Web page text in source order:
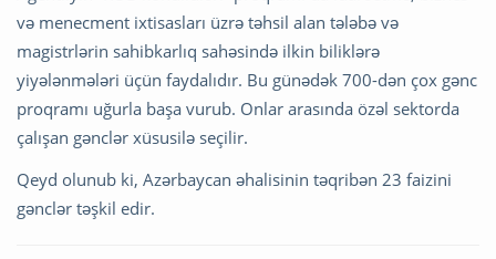
və menecment ixtisasları üzrə təhsil alan tələbə və
magistrlərin sahibkarlıq sahəsində ilkin biliklərə
yiyələnmələri üçün faydalıdır. Bu günədək 700-dən çox gənc
proqramı uğurla başa vurub. Onlar arasında özəl sektorda
çalışan gənclər xüsusilə seçilir.
Qeyd olunub ki, Azərbaycan əhalisinin təqribən 23 faizini
gənclər təşkil edir.